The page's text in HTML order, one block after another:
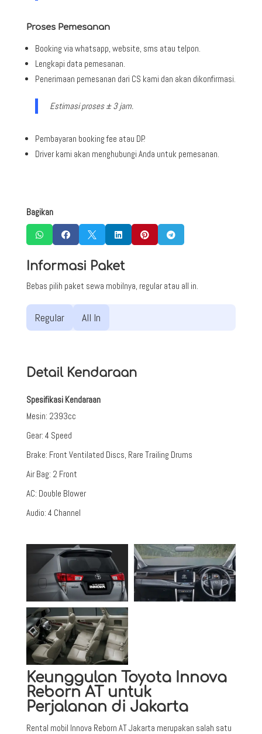
Proses Pemesanan
Booking via whatsapp, website, sms atau telpon.
Lengkapi data pemesanan.
Penerimaan pemesanan dari CS kami dan akan dikonfirmasi.
Estimasi proses ± 3 jam.
Pembayaran booking fee atau DP.
Driver kami akan menghubungi Anda untuk pemesanan.
Bagikan
     
Informasi Paket
Bebas pilih paket sewa mobilnya, regular atau all in.
Regular All In
Detail Kendaraan
Spesifikasi Kendaraan
Mesin: 2393cc
Gear: 4 Speed
Brake: Front Ventilated Discs, Rare Trailing Drums
Air Bag: 2 Front
AC: Double Blower
Audio: 4 Channel
Keunggulan Toyota Innova
Reborn AT untuk
Perjalanan di Jakarta
Rental mobil Innova Reborn AT Jakarta merupakan salah satu